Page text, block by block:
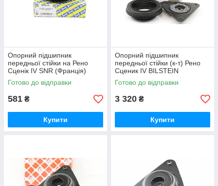
Опорний підшипник
передньої стійки на Рено
Сценік IV SNR (Франція)
M26810
Готово до відправки
581 ₴
Купити
Опорний підшипник
передньої стійки (к-т) Рено
Сценик IV BILSTEIN
12263325
Готово до відправки
3 320 ₴
Купити